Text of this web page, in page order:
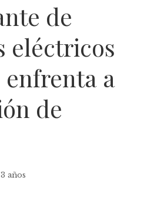
de
eléctricos
enfrenta a
de
años